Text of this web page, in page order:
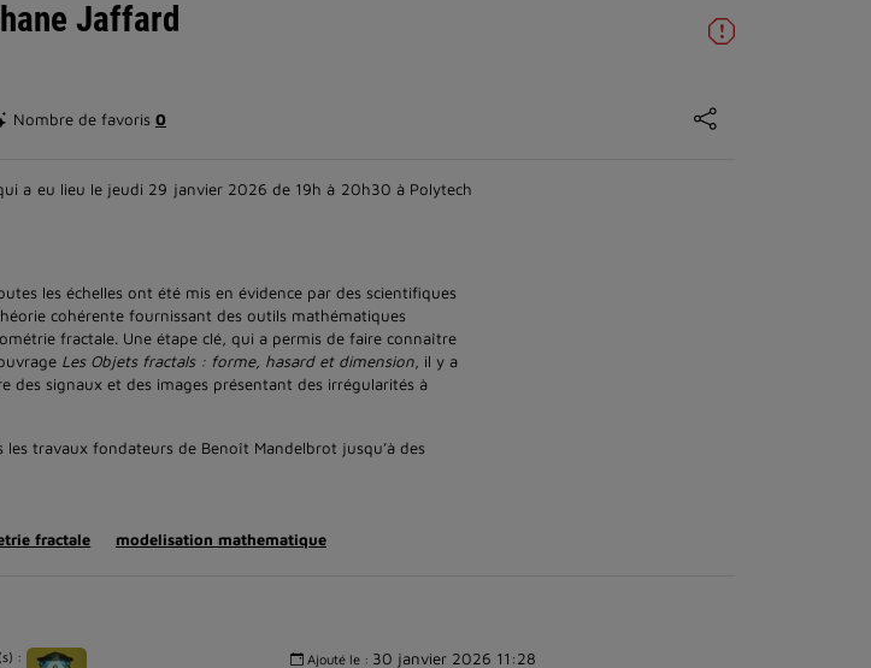
Jaffard
Nombre de favoris 0
a eu lieu le jeudi 29 janvier 2026 de 19h à 20h30 à Polytech
les échelles ont été mis en évidence par des scientifiques
cohérente fournissant des outils mathématiques
fractale. Une étape clé, qui a permis de faire connaître
Les Objets fractals : forme, hasard et dimension, il y a
des signaux et des images présentant des irrégularités à
travaux fondateurs de Benoît Mandelbrot jusqu’à des
fractale modelisation mathematique
: Ajouté le : 30 janvier 2026 11:28